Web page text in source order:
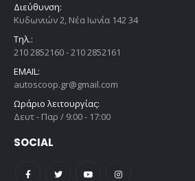
Διεύθυνση:
Κυδωνιών 2, Νέα Ιωνία 142 34
Τηλ.:
210 2852160 - 210 2852161
EMAIL:
autoscoop.gr@gmail.com
Ωράριο λειτουργίας:
Δευτ - Παρ / 9:00 - 17:00
SOCIAL